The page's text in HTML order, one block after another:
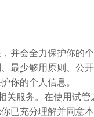
并会全力保护你的
最少够用原则、公
你的个人信息。
关服务。在使用试
已充分理解并同意